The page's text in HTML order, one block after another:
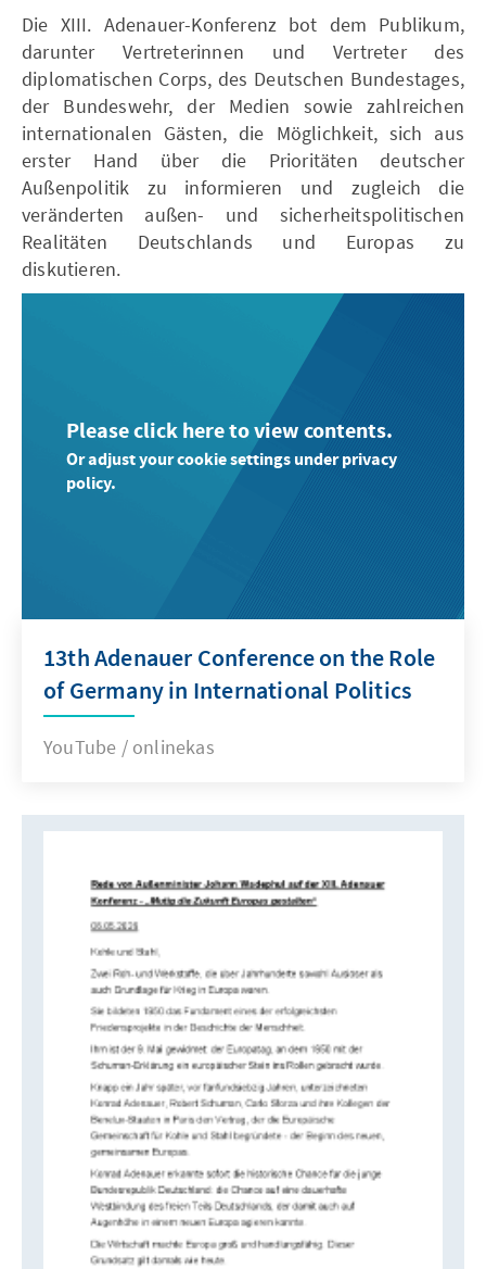
Die XIII. Adenauer-Konferenz bot dem Publikum,
darunter Vertreterinnen und Vertreter des
diplomatischen Corps, des Deutschen Bundestages,
der Bundeswehr, der Medien sowie zahlreichen
internationalen Gästen, die Möglichkeit, sich aus
erster Hand über die Prioritäten deutscher
Außenpolitik zu informieren und zugleich die
veränderten außen- und sicherheitspolitischen
Realitäten Deutschlands und Europas zu
diskutieren.
Please click here to view contents.
Or adjust your cookie settings under privacy
policy.
13th Adenauer Conference on the Role
of Germany in International Politics
YouTube / onlinekas